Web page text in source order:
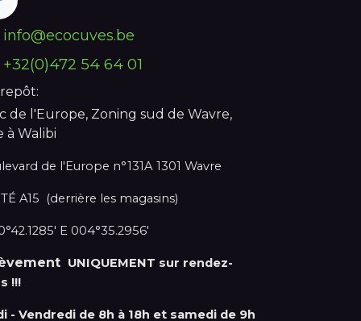
info@ecocuves.be
+32(0)472 54 64 01
de l'Europe, Zoning sud de Wavre,
à Walibi
de l'Europe n°131A 1301 Wavre
A15 (derrière les magasins)
E 004°35.2956'
UNIQUEMENT sur rendez-
!!!
- Vendredi de 8h à 18h et samedi de 9h